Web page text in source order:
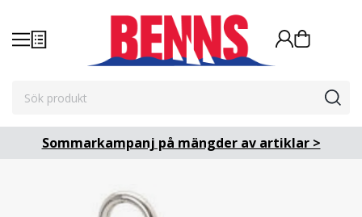
Sommarkampanj på mängder av artiklar >